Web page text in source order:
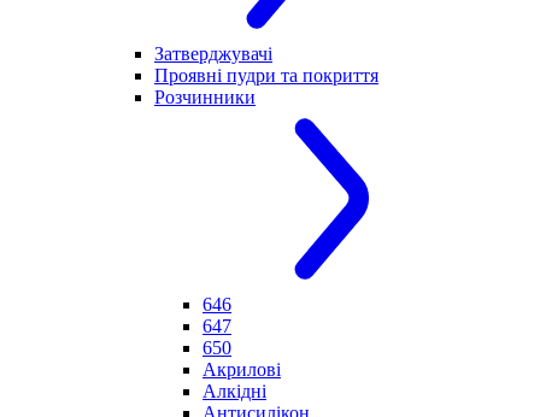
Затверджувачі
Проявні пудри та покриття
Розчинники
646
647
650
Акрилові
Алкідні
Антисилікон